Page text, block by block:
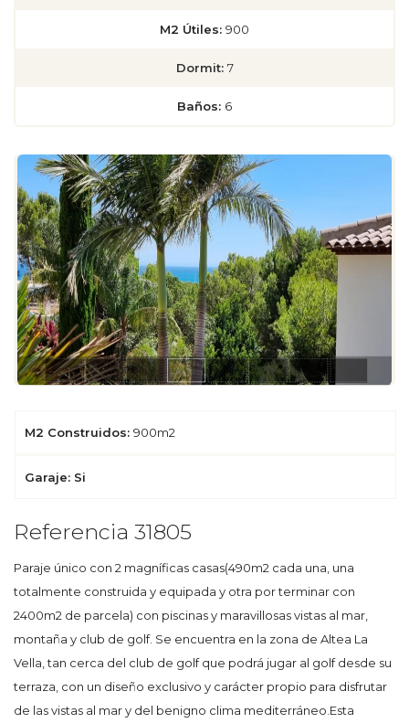
M2 Útiles: 900
Dormit: 7
Baños: 6
M2 Construidos: 900m2
Garaje: Si
Referencia 31805
Paraje único con 2 magníficas casas(490m2 cada una, una
totalmente construida y equipada y otra por terminar con
2400m2 de parcela) con piscinas y maravillosas vistas al mar,
montaña y club de golf. Se encuentra en la zona de Altea La
Vella, tan cerca del club de golf que podrá jugar al golf desde su
terraza, con un diseño exclusivo y carácter propio para disfrutar
de las vistas al mar y del benigno clima mediterráneo.Esta